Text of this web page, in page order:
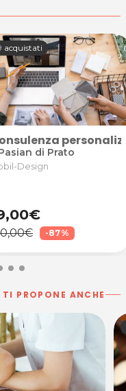
a Udine
ristrutturazione
acquistati
di Prato
Design
-87%
PROPONE ANCHE